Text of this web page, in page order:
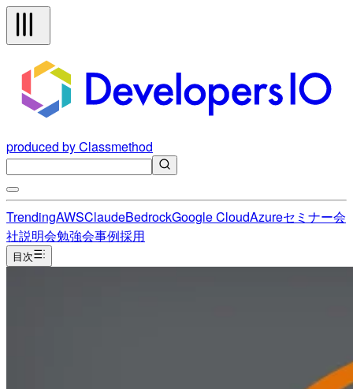
produced by Classmethod
TrendingAWSClaudeBedrockGoogle CloudAzureセミナー会
社説明会勉強会事例採用
目次